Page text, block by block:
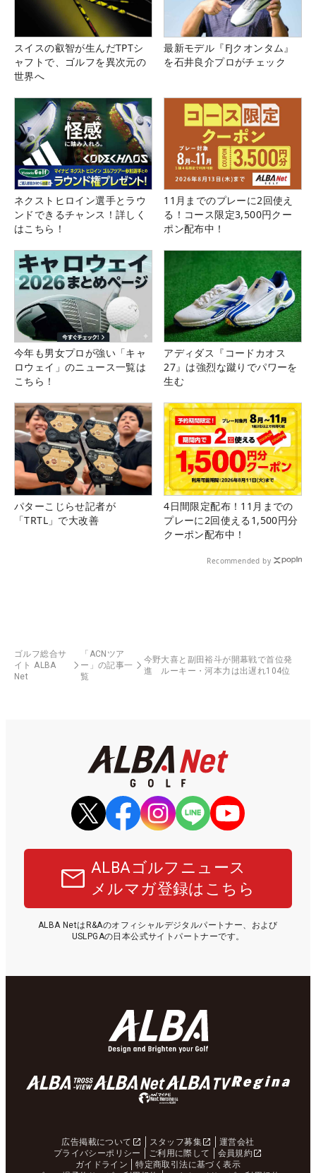
スイスの叡智が生んだTPTシ
ャフトで、ゴルフを異次元の
世界へ
最新モデル『FJクオンタム』
を石井良介プロがチェック
ネクストヒロイン選手とラウ
ンドできるチャンス！詳しく
はこちら！
11月までのプレーに2回使え
る！コース限定3,500円クー
ポン配布中！
今年も男女プロが強い「キャ
ロウェイ」のニュース一覧は
こちら！
アディダス『コードカオス
27』は強烈な蹴りでパワーを
生む
パターこじらせ記者が
「TRTL」で大改善
4日間限定配布！11月までの
プレーに2回使える1,500円分
クーポン配布中！
Recommended by
ゴルフ総合サ
イト ALBA
Net
「ACNツア
ー」の記事一
覧
今野大喜と副田裕斗が開幕戦で首位発
進 ルーキー・河本力は出遅れ104位
ALBAゴルフニュース
メルマガ登録はこちら
ALBA NetはR&Aのオフィシャルデジタルパートナー、および
USLPGAの日本公式サイトパートナーです。
広告掲載について スタッフ募集
運営会社
プライバシーポリシー
ご利用に際して
会員規約
ガイドライン
特定商取引法に基づく表示